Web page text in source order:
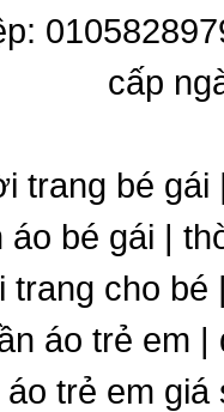
cấp
trang bé gái
bé gái |
cho
áo trẻ em
trẻ em